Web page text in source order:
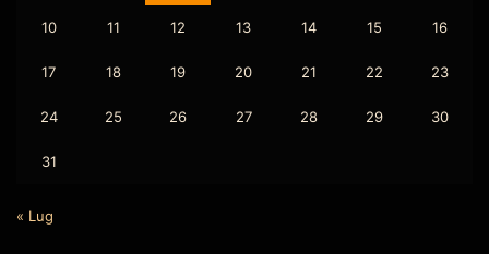
10 11 12 13 14 15 16
17 18 19 20 21 22 23
24 25 26 27 28 29 30
31
« Lug